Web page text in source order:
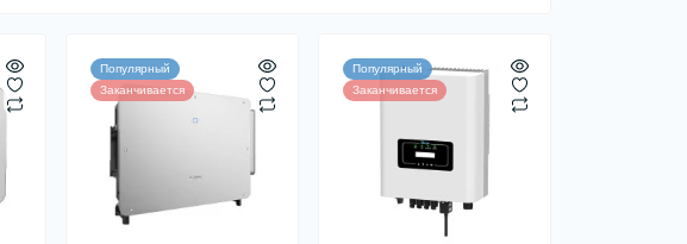
Популярный
Заканчивается
Популярный
Заканчивается